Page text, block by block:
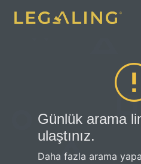
Günlük arama
ulaştınız.
Daha fazla arama